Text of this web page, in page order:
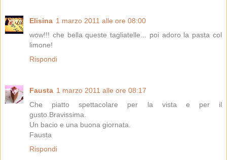
Elisina 1 marzo 2011 alle ore 08:00
wow!!! che bella queste tagliatelle... poi adoro la pasta col
limone!
Rispondi
Fausta 1 marzo 2011 alle ore 08:17
Che piatto spettacolare per la vista e per il
gusto.Bravissima.
Un bacio e una buona giornata.
Fausta
Rispondi